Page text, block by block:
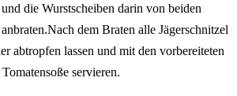
die Wurstscheiben darin von beiden
dem Braten alle Jägerschnitzel
abtropfen lassen und mit den vorbereiteten
servieren.